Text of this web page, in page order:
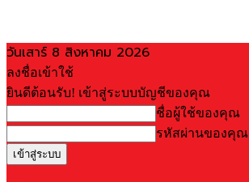
วันเสาร์ 8 สิงหาคม 2026
ลงชื่อเข้าใช้
ยินดีต้อนรับ! เข้าสู่ระบบบัญชีของคุณ
ชื่อผู้ใช้ของคุณ
รหัสผ่านของคุณ